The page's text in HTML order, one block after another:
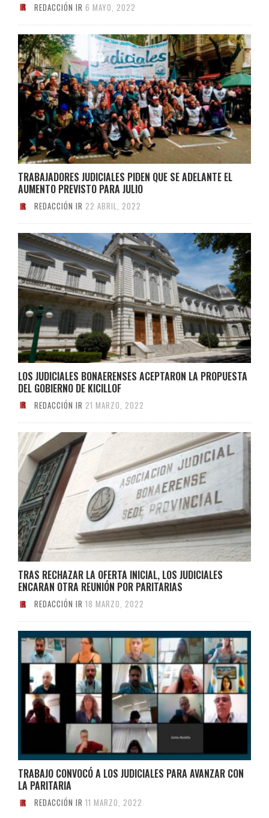
REDACCIÓN IR 6 MAYO, 2022
TRABAJADORES JUDICIALES PIDEN QUE SE ADELANTE EL
AUMENTO PREVISTO PARA JULIO
REDACCIÓN IR 22 ABRIL, 2022
LOS JUDICIALES BONAERENSES ACEPTARON LA PROPUESTA
DEL GOBIERNO DE KICILLOF
REDACCIÓN IR 21 MARZO, 2022
TRAS RECHAZAR LA OFERTA INICIAL, LOS JUDICIALES
ENCARAN OTRA REUNIÓN POR PARITARIAS
REDACCIÓN IR 18 MARZO, 2022
TRABAJO CONVOCÓ A LOS JUDICIALES PARA AVANZAR CON
LA PARITARIA
REDACCIÓN IR 11 MARZO, 2022